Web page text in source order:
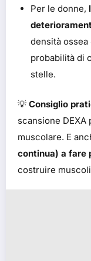
Per le donne,
densità
probabilità di
stelle.
💡 Consiglio
scansione DEXA
muscolare. E
continua) a fare
costruire